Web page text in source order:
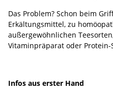
Das Problem? Schon beim
Erkältungsmittel, zu
außergewöhnlichen
Vitaminpräparat oder
Infos aus erster Hand